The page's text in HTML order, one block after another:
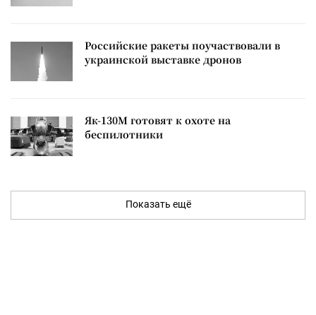
Российские ракеты поучаствовали в
украинской выставке дронов
Як-130М готовят к охоте на
беспилотники
Показать ещё